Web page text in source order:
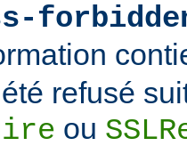
refusé
ou